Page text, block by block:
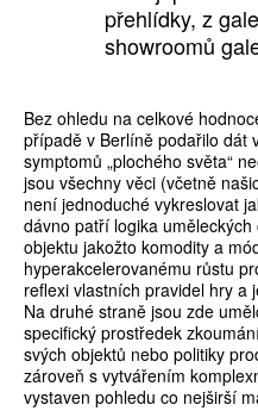
přehlídky, z
showroomů
Bez ohledu na celkové
případě v Berlíně podařilo dát
symptomů „plochého světa“
jsou všechny věci (včetně
není jednoduché vykreslovat
dávno patří logika
objektu jakožto komodity a
hyperakcelerovanému růstu
reflexi vlastních pravidel hry a
Na druhé straně jsou zde
specifický prostředek
svých objektů nebo politiky
zároveň s vytvářením
vystaven pohledu co nejširší